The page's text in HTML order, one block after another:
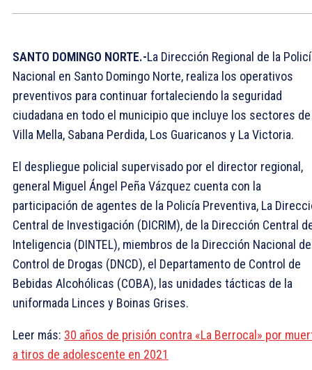
SANTO DOMINGO NORTE.-La Dirección Regional de la
Nacional en Santo Domingo Norte, realiza los operativos
preventivos para continuar fortaleciendo la seguridad
ciudadana en todo el municipio que incluye los sectores de
Villa Mella, Sabana Perdida, Los Guaricanos y La Victoria.
El despliegue policial supervisado por el director regional,
general Miguel Ángel Peña Vázquez cuenta con la
participación de agentes de la Policía Preventiva, La
Central de Investigación (DICRIM), de la Dirección Central
Inteligencia (DINTEL), miembros de la Dirección Nacional de
Control de Drogas (DNCD), el Departamento de Control de
Bebidas Alcohólicas (COBA), las unidades tácticas de la
uniformada Linces y Boinas Grises.
Leer más: 30 años de prisión contra «La Berrocal» por
a tiros de adolescente en 2021